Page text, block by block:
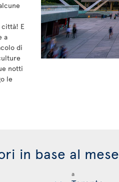
E
a
di
notti
le
in base al mese
a